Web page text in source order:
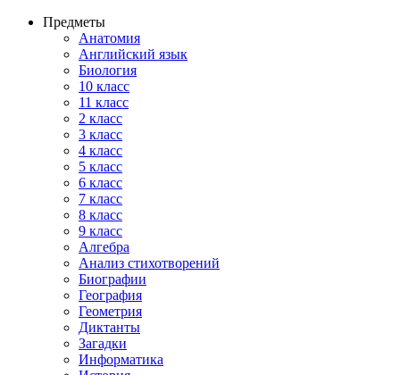
Предметы
Анатомия
Английский язык
Биология
10 класс
11 класс
2 класс
3 класс
4 класс
5 класс
6 класс
7 класс
8 класс
9 класс
Алгебра
Анализ стихотворений
Биографии
География
Геометрия
Диктанты
Загадки
Информатика